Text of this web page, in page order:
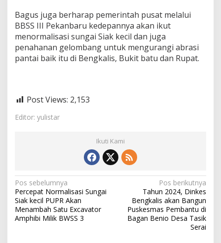
Bagus juga berharap pemerintah pusat melalui
BBSS III Pekanbaru kedepannya akan ikut
menormalisasi sungai Siak kecil dan juga
penahanan gelombang untuk mengurangi abrasi
pantai baik itu di Bengkalis, Bukit batu dan Rupat.
Post Views: 2,153
Editor: yulistar
Ikuti Kami
N
a
v
i
Pos sebelumnya
Percepat Normalisasi Sungai
Siak kecil PUPR Akan
Menambah Satu Excavator
Amphibi Milik BWSS 3
Pos berikutnya
Tahun 2024, Dinkes
Bengkalis akan Bangun
Puskesmas Pembantu di
Bagan Benio Desa Tasik
Serai